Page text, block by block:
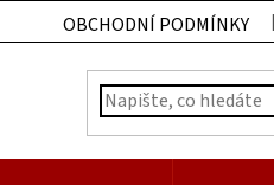
OBCHODNÍ PODMÍNKY